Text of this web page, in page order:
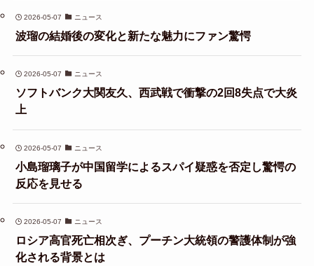
2026-05-07 ニュース
波瑠の結婚後の変化と新たな魅力にファン驚愕
2026-05-07 ニュース
ソフトバンク大関友久、西武戦で衝撃の2回8失点で大炎
上
2026-05-07 ニュース
小島瑠璃子が中国留学によるスパイ疑惑を否定し驚愕の
反応を見せる
2026-05-07 ニュース
ロシア高官死亡相次ぎ、プーチン大統領の警護体制が強
化される背景とは